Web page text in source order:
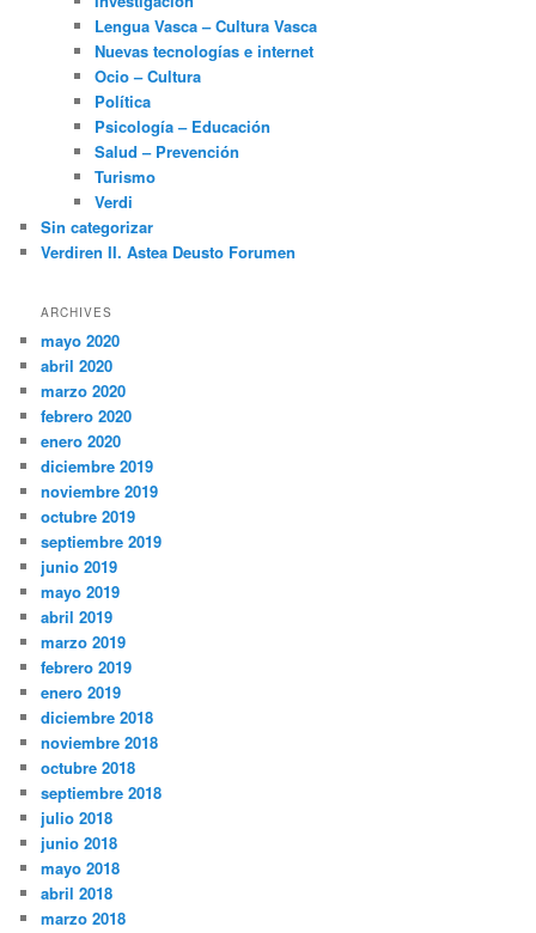
Lengua Vasca – Cultura Vasca
Nuevas tecnologías e internet
Ocio – Cultura
Política
Psicología – Educación
Salud – Prevención
Turismo
Verdi
Sin categorizar
Verdiren II. Astea Deusto Forumen
ARCHIVES
mayo 2020
abril 2020
marzo 2020
febrero 2020
enero 2020
diciembre 2019
noviembre 2019
octubre 2019
septiembre 2019
junio 2019
mayo 2019
abril 2019
marzo 2019
febrero 2019
enero 2019
diciembre 2018
noviembre 2018
octubre 2018
septiembre 2018
julio 2018
junio 2018
mayo 2018
abril 2018
marzo 2018